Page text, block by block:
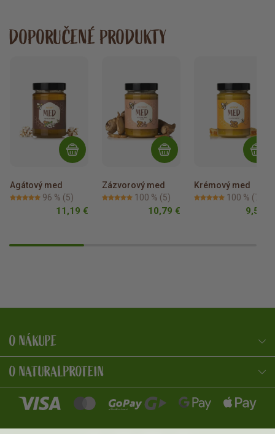
DOPORUČENÉ PRODUKTY
Agátový med
96 % (5)
11,19 €
Zázvorový med
100 % (5)
10,79 €
Krémový med
100 % (7)
9,59 €
O NÁKUPE
O NATURALPROTEIN
NaturalProtein Poradca